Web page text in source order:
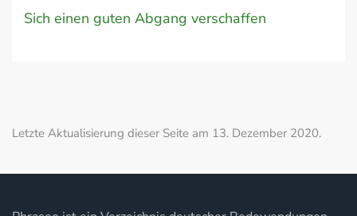
Sich einen guten Abgang verschaffen
Letzte Aktualisierung dieser Seite am 13. Dezember 2020.